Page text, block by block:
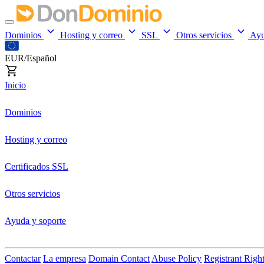
Dominios Hosting y correo SSL Otros servicios
EUR/Español
Inicio
Dominios
Hosting y correo
Certificados SSL
Otros servicios
Ayuda y soporte
Contactar La empresa Domain Contact Abuse Policy Registrant